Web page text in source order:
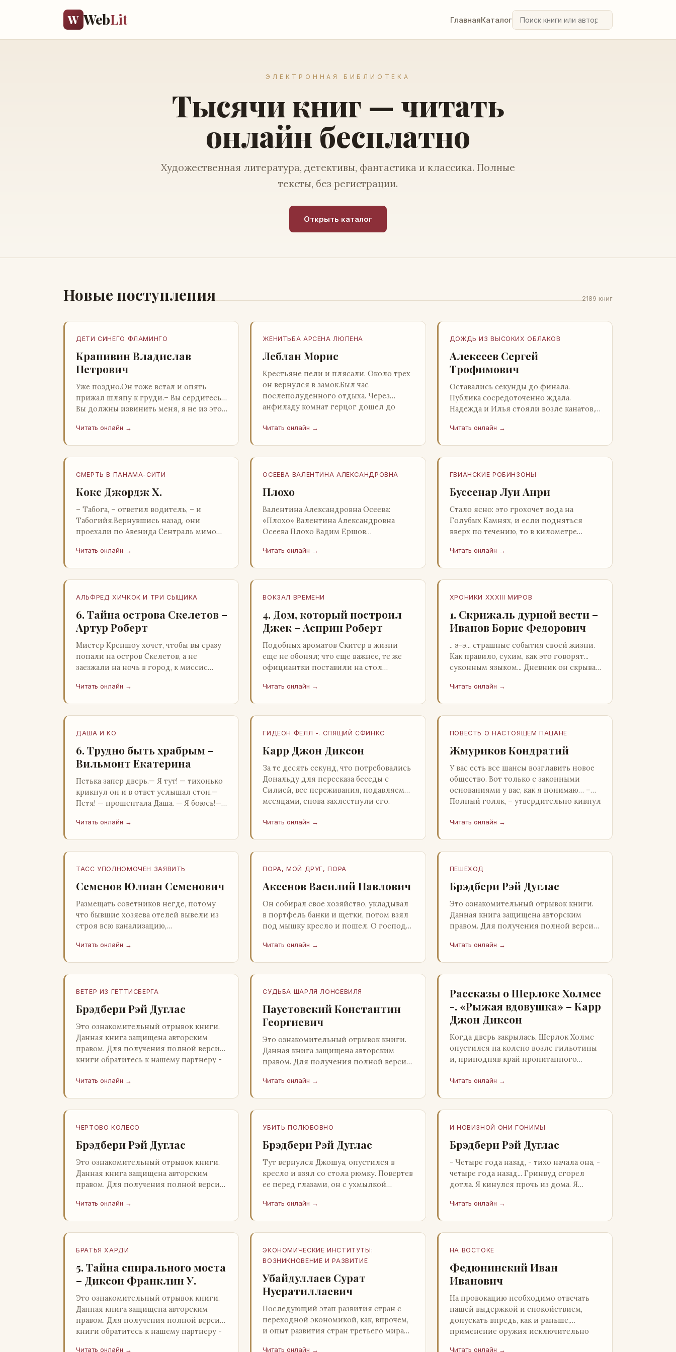
W WebLit ГлавнаяКаталог
ЭЛЕКТРОННАЯ БИБЛИОТЕКА
Тысячи книг — читать
онлайн бесплатно
Художественная литература, детективы, фантастика и классика. Полные
тексты, без регистрации.
Открыть каталог
Новые поступления 2189 книг
ДЕТИ СИНЕГО ФЛАМИНГО
Крапивин Владислав
Петрович
Уже поздно.Он тоже встал и опять
прижал шляпу к груди.– Вы сердитесь…
Вы должны извинить меня, я не из этой
какие-то обычаи. Но прошу: выс…
Читать онлайн →
ЖЕНИТЬБА АРСЕНА ЛЮПЕНА
Леблан Морис
Крестьяне пели и плясали. Около трех
он вернулся в замок.Был час
послеполуденного отдыха. Через
анфиладу комнат герцог дошел до
и во…
Читать онлайн →
ДОЖДЬ ИЗ ВЫСОКИХ ОБЛАКОВ
Алексеев Сергей
Трофимович
Оставались секунды до финала.
Публика сосредоточенно ждала.
Надежда и Илья стояли возле канатов,
ничем не выделялись из прочей
Читать онлайн →
СМЕРТЬ В ПАНАМА-СИТИ
Кокс Джордж Х.
– Табога, – ответил водитель, – и
Табогийя.Вернувшись назад, они
проехали по Авенида Сентраль мимо
канала. Водитель показал Расселу
Читать онлайн →
ОСЕЕВА ВАЛЕНТИНА АЛЕКСАНДРОВНА
Плохо
Валентина Александровна Осеева:
«Плохо» Валентина Александровна
Осеева Плохо Вадим Ершов
литература; Москва; 1977 Валентина
Читать онлайн →
ГВИАНСКИЕ РОБИНЗОНЫ
Буссенар Луи Анри
Стало ясно: это грохочет вода на
Голубых Камнях, и если подняться
вверх по течению, то в километре
плота.Производя не более шуму, чем
Читать онлайн →
АЛЬФРЕД ХИЧКОК И ТРИ СЫЩИКА
6. Тайна острова Скелетов –
Артур Роберт
Мистер Креншоу хочет, чтобы вы сразу
попали на остров Скелетов, а не
заезжали на ночь в город, к миссис
пробормотал Пит.Услыхав «кризис»…
Читать онлайн →
ВОКЗАЛ ВРЕМЕНИ
4. Дом, который построил
Джек – Асприн Роберт
Подобных ароматов Скитер в жизни
еще не обонял; что еще важнее, те же
официантки поставили на стол
для снятия стрессов. Скитер опрокин…
Читать онлайн →
ХРОНИКИ XXXIII МИРОВ
1. Скрижаль дурной вести –
Иванов Борис Федорович
.. э-э... страшные события своей жизни.
Как правило, сухим, как это говорят...
суконным языком... Дневник он скрывал
Скорее всего, даже с…
Читать онлайн →
ДАША И KO
6. Трудно быть храбрым –
Вильмонт Екатерина
Петька запер дверь.— Я тут! — тихонько
крикнул он и в ответ услышал стон.—
Петя! — прошептала Даша. — Я боюсь!—
распахнул дверь в комнату.— …
Читать онлайн →
ГИДЕОН ФЕЛЛ -. СПЯЩИЙ СФИНКС
Карр Джон Диксон
За те десять секунд, что потребовались
Дональду для пересказа беседы с
Силией, все переживания, подавляемые
месяцами, снова захлестнули его.
Читать онлайн →
ПОВЕСТЬ О НАСТОЯЩЕМ ПАЦАНЕ
Жмуриков Кондратий
У вас есть все шансы возглавить новое
общество. Вот только с законными
основаниями у вас, как я понимаю… –
Полный голяк, – утвердительно кивнул
Читать онлайн →
ТАСС УПОЛНОМОЧЕН ЗАЯВИТЬ
Семенов Юлиан Семенович
Размещать советников негде, потому
что бывшие хозяева отелей вывели из
строя всю канализацию,
бензохранилища пусты.Посол СССР в
Читать онлайн →
ПОРА, МОЙ ДРУГ, ПОРА
Аксенов Василий Павлович
Он собирал свое хозяйство, укладывал
в портфель банки и щетки, потом взял
под мышку кресло и пошел. О господи,
Причины, которые заставлял…
Читать онлайн →
ПЕШЕХОД
Брэдбери Рэй Дуглас
Это ознакомительный отрывок книги.
Данная книга защищена авторским
правом. Для получения полной версии
распространителю легального ко…
Читать онлайн →
ВЕТЕР ИЗ ГЕТТИСБЕРГА
Брэдбери Рэй Дуглас
Это ознакомительный отрывок книги.
Данная книга защищена авторским
правом. Для получения полной версии
книги обратитесь к нашему партнеру -
Читать онлайн →
СУДЬБА ШАРЛЯ ЛОНСЕВИЛЯ
Паустовский Константин
Георгиевич
Это ознакомительный отрывок книги.
Данная книга защищена авторским
правом. Для получения полной версии
распространителю легального ко…
Читать онлайн →
Рассказы о Шерлоке Холмсе
-. «Рыжая вдовушка» – Карр
Джон Диксон
Когда дверь закрылась, Шерлок Холмс
опустился на колено возле гильотины
и, приподняв край пропитанного
кошмар, который скрывался под ним…
Читать онлайн →
ЧЕРТОВО КОЛЕСО
Брэдбери Рэй Дуглас
Это ознакомительный отрывок книги.
Данная книга защищена авторским
правом. Для получения полной версии
распространителю легального ко…
Читать онлайн →
УБИТЬ ПОЛЮБОВНО
Брэдбери Рэй Дуглас
Тут вернулся Джошуа, опустился в
кресло и взял со стола рюмку. Повертев
ее перед глазами, он с ухмылкой
о чем? - с невинным видом с…
Читать онлайн →
И НОВИЗНОЙ ОНИ ГОНИМЫ
Брэдбери Рэй Дуглас
- Четыре года назад, - тихо начала она, -
четыре года назад... Гринвуд сгорел
дотла. Я кинулся прочь из дома. Я
вскрикнул я. - Сгорел…
Читать онлайн →
БРАТЬЯ ХАРДИ
5. Тайна спирального моста
– Диксон Франклин У.
Это ознакомительный отрывок книги.
Данная книга защищена авторским
правом. Для получения полной версии
книги обратитесь к нашему партнеру -
Читать онлайн →
ЭКОНОМИЧЕСКИЕ ИНСТИТУТЫ:
ВОЗНИКНОВЕНИЕ И РАЗВИТИЕ
Убайдуллаев Сурат
Нусратиллаевич
Последующий этап развития стран с
переходной экономикой, как, впрочем,
и опыт развития стран третьего мира
Читать онлайн →
НА ВОСТОКЕ
Федюнинский Иван
Иванович
На провокацию необходимо отвечать
нашей выдержкой и спокойствием,
допускать впредь, как и раньше,
применение оружия исключительно
Читать онлайн →